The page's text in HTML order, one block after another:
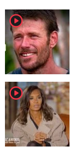
player2
player2